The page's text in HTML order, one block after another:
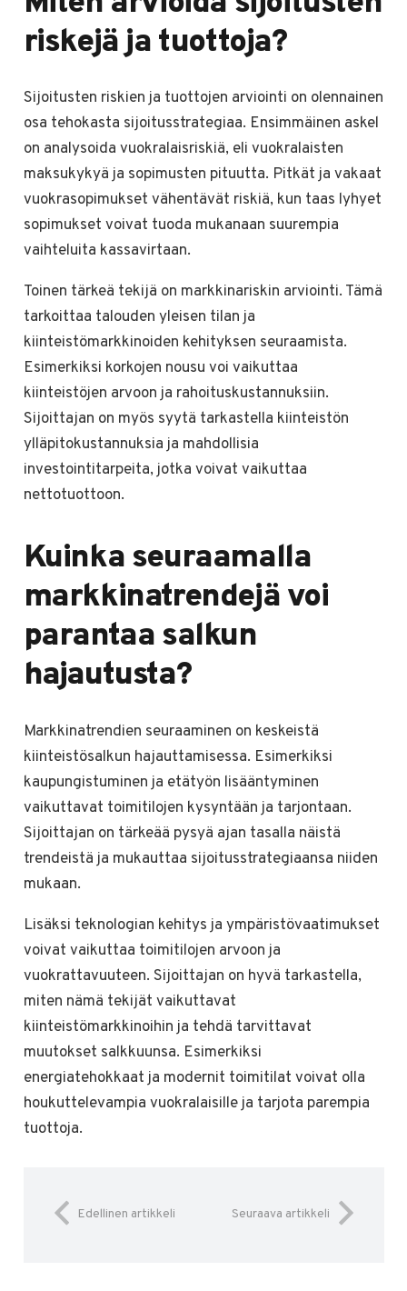
riskejä ja tuottoja?
Sijoitusten riskien ja tuottojen arviointi on olennainen
osa tehokasta sijoitusstrategiaa. Ensimmäinen askel
on analysoida vuokralaisriskiä, eli vuokralaisten
maksukykyä ja sopimusten pituutta. Pitkät ja vakaat
vuokrasopimukset vähentävät riskiä, kun taas lyhyet
sopimukset voivat tuoda mukanaan suurempia
vaihteluita kassavirtaan.
Toinen tärkeä tekijä on markkinariskin arviointi. Tämä
tarkoittaa talouden yleisen tilan ja
kiinteistömarkkinoiden kehityksen seuraamista.
Esimerkiksi korkojen nousu voi vaikuttaa
kiinteistöjen arvoon ja rahoituskustannuksiin.
Sijoittajan on myös syytä tarkastella kiinteistön
ylläpitokustannuksia ja mahdollisia
investointitarpeita, jotka voivat vaikuttaa
nettotuottoon.
Kuinka seuraamalla
markkinatrendejä voi
parantaa salkun
hajautusta?
Markkinatrendien seuraaminen on keskeistä
kiinteistösalkun hajauttamisessa. Esimerkiksi
kaupungistuminen ja etätyön lisääntyminen
vaikuttavat toimitilojen kysyntään ja tarjontaan.
Sijoittajan on tärkeää pysyä ajan tasalla näistä
trendeistä ja mukauttaa sijoitusstrategiaansa niiden
mukaan.
Lisäksi teknologian kehitys ja ympäristövaatimukset
voivat vaikuttaa toimitilojen arvoon ja
vuokrattavuuteen. Sijoittajan on hyvä tarkastella,
miten nämä tekijät vaikuttavat
kiinteistömarkkinoihin ja tehdä tarvittavat
muutokset salkkuunsa. Esimerkiksi
energiatehokkaat ja modernit toimitilat voivat olla
houkuttelevampia vuokralaisille ja tarjota parempia
tuottoja.
Edellinen artikkeli Seuraava artikkeli